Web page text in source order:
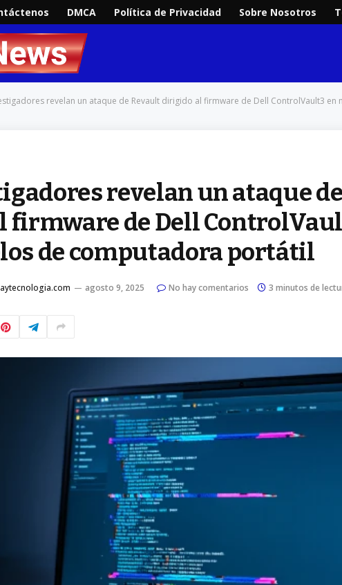
DMCA Política de Privacidad Sobre Nosotros
revelan un ataque de Revault dirigido al firmware de Dell ControlVault3
revelan un ataque
de Dell
de computadora portátil
agosto 9, 2025 No hay comentarios 3 minutos de